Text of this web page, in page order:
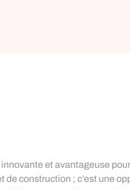
et avantageuse
construction ; c’est une